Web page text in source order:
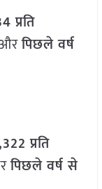
प्रति
पिछले वर्ष
प्रति
पिछले वर्ष से